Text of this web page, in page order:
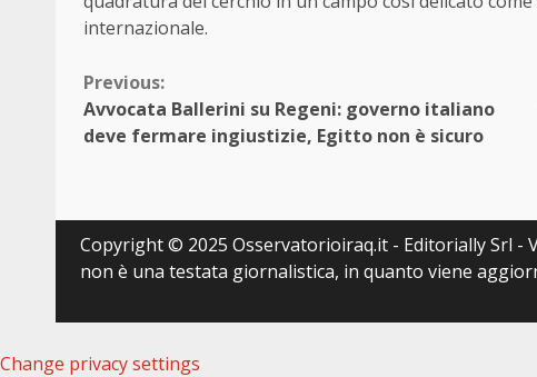
internazionale.
Continue
Reading
Previous:
Avvocata Ballerini su Regeni: governo italiano
deve fermare ingiustizie, Egitto non è sicuro
Copyright © 2025 Osservatorioiraq.it - Editorially Srl -
non è una testata giornalistica, in quanto viene
Change privacy settings